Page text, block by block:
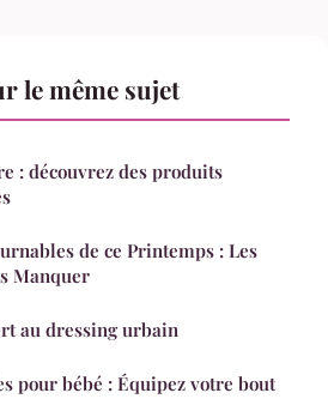
le même sujet
: découvrez des produits
de ce Printemps : Les
Manquer
au dressing urbain
pour bébé : Équipez votre bout